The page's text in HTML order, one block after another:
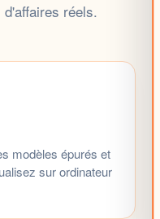
réels.
modèles épurés et
sur ordinateur